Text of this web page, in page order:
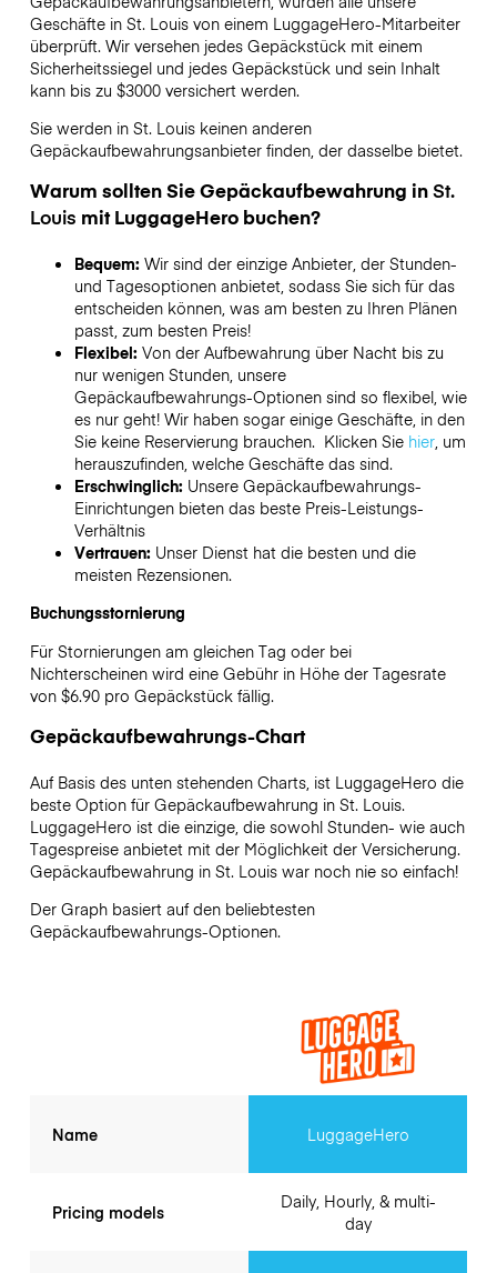
Geschäfte in St. Louisvon einem LuggageHero-Mitarbeiter
überprüft. Wir versehen jedes Gepäckstück mit einem
Sicherheitssiegel und jedes Gepäckstück und sein Inhalt
kann bis zu $3000versichert werden.
Sie werden in St. Louiskeinen anderen
Gepäckaufbewahrungsanbieter finden, der dasselbe bietet.
Warum sollten Sie Gepäckaufbewahrung inSt.
Louis mit LuggageHero buchen?
Bequem: Wir sind der einzige Anbieter, der Stunden-
und Tagesoptionen anbietet, sodass Sie sich für das
entscheiden können, was am besten zu Ihren Plänen
passt, zum besten Preis!
Flexibel: Von der Aufbewahrung über Nacht bis zu
nur wenigen Stunden, unsere
Gepäckaufbewahrungs-Optionen sind so flexibel, wie
es nur geht! Wir haben sogar einige Geschäfte, in den
Sie keine Reservierung brauchen. Klicken Sie hier, um
herauszufinden, welche Geschäfte das sind.
Erschwinglich: Unsere Gepäckaufbewahrungs-
Einrichtungen bieten das beste Preis-Leistungs-
Verhältnis
Vertrauen: Unser Dienst hat die besten und die
meisten Rezensionen.
Buchungsstornierung
Für Stornierungen am gleichen Tag oder bei
Nichterscheinen wird eine Gebühr in Höhe der Tagesrate
von $6.90 pro Gepäckstück fällig.
Gepäckaufbewahrungs-Chart
Auf Basis des unten stehenden Charts, ist LuggageHero die
beste Option für Gepäckaufbewahrung in St. Louis.
LuggageHero ist die einzige, die sowohl Stunden- wie auch
Tagespreise anbietet mit der Möglichkeit der Versicherung.
Gepäckaufbewahrung in St. Louiswar noch nie so einfach!
Der Graph basiert auf den beliebtesten
Gepäckaufbewahrungs-Optionen.
Name
Pricing models
LuggageHero
Daily, Hourly, & multi-
day